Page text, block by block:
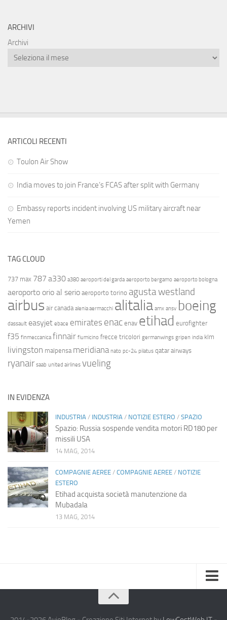
ARCHIVI
Archivi
ARTICOLI RECENTI
Toulon Air Show
India moves to join France’s FCAS after split with Germany
Embassy reports incident involving US military aircraft near
Yemen
TAG CLOUD
737 max 787 a330 a380 aeroporti del garda aeroporto bergamo aeroporto bologna
aeroporto orio al serio aeroporto torino agusta westland
airbus air canada alenia aermacchi alitalia amx ansv boeing
dassault easyjet ebace emirates enac enav etihad eurofighter
f35 finmeccanica finnair fiumicino frecce tricolori germanwings gripen india klm
livingston malpensa meridiana nato pc-24 pilatus qatar airways
ryanair saab united airlines vueling
IN EVIDENZA
INDUSTRIA / INDUSTRIA / NOTIZIE ESTERO / SPAZIO
Spazio: Russia sospende vendita motori RD180 per
missili USA
14 MAG, 2014
COMPAGNIE AEREE / COMPAGNIE AEREE / NOTIZIE
ESTERO
Etihad acquista società manutenzione da
Mubadala
13 MAG, 2014
Chi Siamo